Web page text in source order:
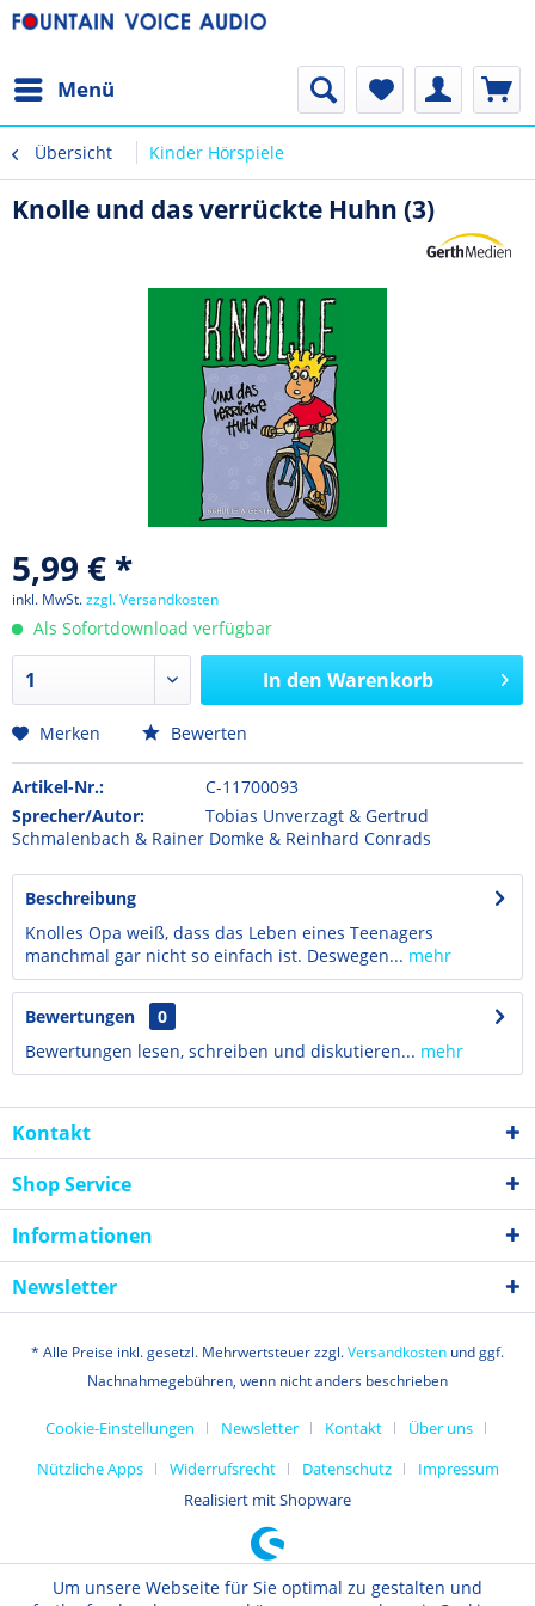
Menü
Übersicht Kinder Hörspiele
Knolle und das verrückte Huhn (3)
5,99 € *
inkl. MwSt.zzgl. Versandkosten
Als Sofortdownload verfügbar
In den Warenkorb
Merken Bewerten
Artikel-Nr.:
C-11700093
Sprecher/Autor:
Tobias Unverzagt & Gertrud
Schmalenbach & Rainer Domke & Reinhard Conrads
Beschreibung
Knolles Opa weiß, dass das Leben eines Teenagers
manchmal gar nicht so einfach ist. Deswegen... mehr
Bewertungen
0
Bewertungen lesen, schreiben und diskutieren... mehr
Kontakt
Shop Service
Informationen
Newsletter
* Alle Preise inkl. gesetzl. Mehrwertsteuer zzgl.Versandkosten und ggf.
Nachnahmegebühren, wenn nicht anders beschrieben
Cookie-Einstellungen Newsletter Kontakt
Über uns
Nützliche Apps
Widerrufsrecht Datenschutz
Impressum
Realisiert mit Shopware
Um unsere Webseite für Sie optimal zu gestalten und